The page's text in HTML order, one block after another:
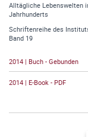
Alltägliche Lebenswelten
Jahrhunderts
Schriftenreihe des
Band 19
2014 | Buch - Gebunden
2014 | E-Book - PDF